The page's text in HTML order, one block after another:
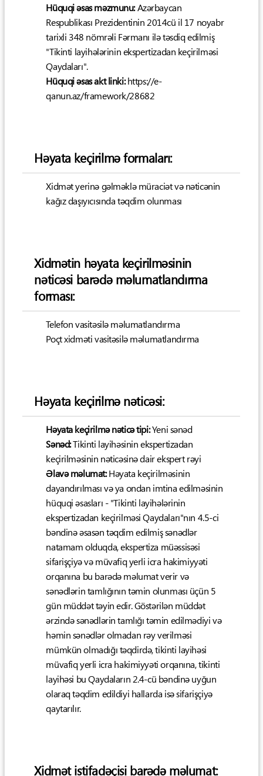
Hüquqi əsas məzmunu:Azərbaycan
Respublikası Prezidentinin 2014cü il 17 noyabr
tarixli 348 nömrəli Fərmanı ilə təsdiq edilmiş
"Tikinti layihələrinin ekspertizadan keçirilməsi
Qaydaları".
Hüquqi əsas akt linki:https://e-
qanun.az/framework/28682
Həyata keçirilmə formaları:
Xidmət yerinə gəlməklə müraciət və nəticənin
kağız daşıyıcısında təqdim olunması
Xidmətin həyata keçirilməsinin
nəticəsi barədə məlumatlandırma
forması:
Telefon vasitəsilə məlumatlandırma
Poçt xidməti vasitəsilə məlumatlandırma
Həyata keçirilmə nəticəsi:
Həyata keçirilmə nəticə tipi:Yeni sənəd
Sənəd:Tikinti layihəsinin ekspertizadan
keçirilməsinin nəticəsinə dair ekspert rəyi
Əlavə məlumat:Həyata keçirilməsinin
dayandırılması və ya ondan imtina edilməsinin
hüquqi əsasları - "Tikinti layihələrinin
ekspertizadan keçirilməsi Qaydaları"nın 4.5-ci
bəndinə əsasən təqdim edilmiş sənədlər
natamam olduqda, ekspertiza müəssisəsi
sifarişçiyə və müvafiq yerli icra hakimiyyəti
orqanına bu barədə məlumat verir və
sənədlərin tamlığının təmin olunması üçün 5
gün müddət təyin edir. Göstərilən müddət
ərzində sənədlərin tamlığı təmin edilmədiyi və
həmin sənədlər olmadan rəy verilməsi
mümkün olmadığı təqdirdə, tikinti layihəsi
müvafiq yerli icra hakimiyyəti orqanına, tikinti
layihəsi bu Qaydaların 2.4-cü bəndinə uyğun
olaraq təqdim edildiyi hallarda isə sifarişçiyə
qaytarılır.
Xidmət istifadəçisi barədə məlumat: